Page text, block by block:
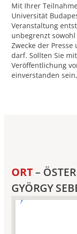
Mit Ihrer
Universität
Veranstaltung
unbegrenzt
Zwecke der
darf. Sollten Sie
Veröffentlichung
einverstanden
ORT–
GYÖRGY